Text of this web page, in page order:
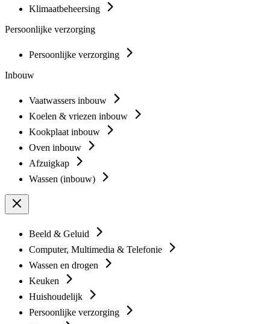
Klimaatbeheersing
Persoonlijke verzorging
Persoonlijke verzorging
Inbouw
Vaatwassers inbouw
Koelen & vriezen inbouw
Kookplaat inbouw
Oven inbouw
Afzuigkap
Wassen (inbouw)
Beeld & Geluid
Computer, Multimedia & Telefonie
Wassen en drogen
Keuken
Huishoudelijk
Persoonlijke verzorging